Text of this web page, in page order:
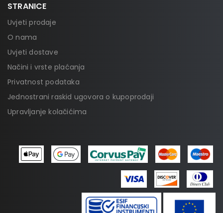
STRANICE
Uvjeti prodaje
O nama
Uvjeti dostave
Načini i vrste plaćanja
Privatnost podataka
Jednostrani raskid ugovora o kupoprodaji
Upravljanje kolačićima